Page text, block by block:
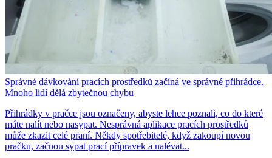
Správné dávkování pracích prostředků začíná ve správné přihrádce.
Mnoho lidí dělá zbytečnou chybu
Přihrádky v pračce jsou označeny, abyste lehce poznali, co do které
máte nalít nebo nasypat. Nesprávná aplikace pracích prostředků
může zkazit celé praní. Někdy spotřebitelé, když zakoupí novou
pračku, začnou sypat prací přípravek a nalévat...